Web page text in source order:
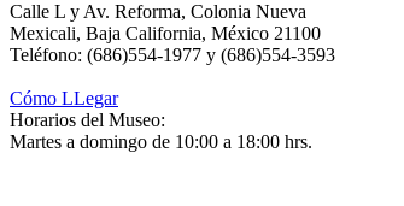
Calle L y Av. Reforma, Colonia Nueva
Mexicali, Baja California, México 21100
Teléfono: (686)554-1977 y (686)554-3593
Cómo LLegar
Horarios del Museo:
Martes a domingo de 10:00 a 18:00 hrs.